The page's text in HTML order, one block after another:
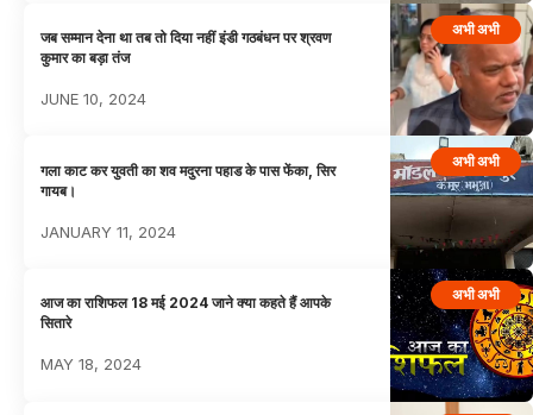
अभी अभी
जब सम्मान देना था तब तो दिया नहीं इंडी गठबंधन पर श्रवण
कुमार का बड़ा तंज
JUNE 10, 2024
अभी अभी
गला काट कर युवती का शव मदुरना पहाड के पास फेंका, सिर
गायब।
JANUARY 11, 2024
अभी अभी
आज का राशिफल 18 मई 2024 जाने क्या कहते हैं आपके
सितारे
MAY 18, 2024